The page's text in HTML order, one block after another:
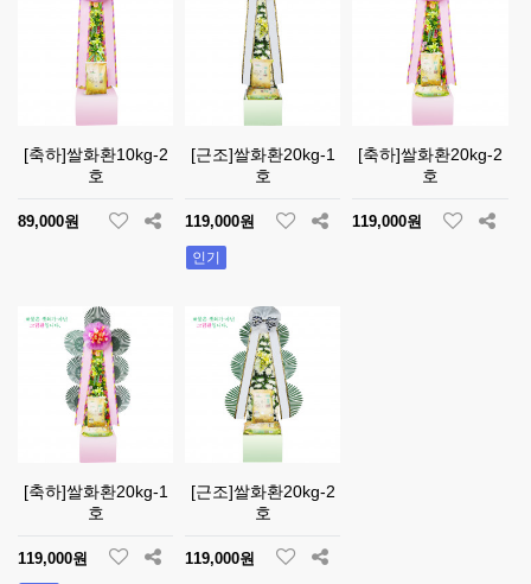
[축하]쌀화환10kg-2
호
89,000원
[근조]쌀화환20kg-1
호
119,000원
인기
[축하]쌀화환20kg-2
호
119,000원
[축하]쌀화환20kg-1
호
119,000원
[근조]쌀화환20kg-2
호
119,000원